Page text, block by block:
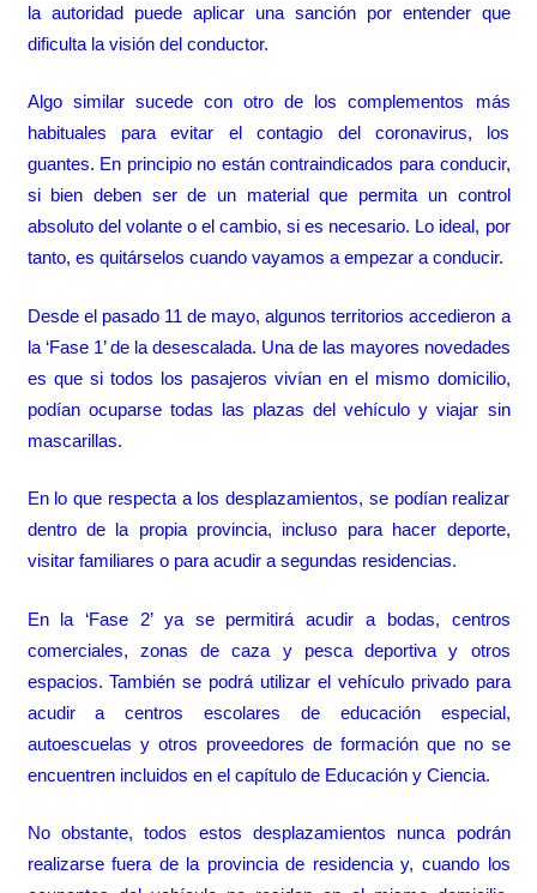
la autoridad puede aplicar una sanción por entender que
dificulta la visión del conductor.
Algo similar sucede con otro de los complementos más
habituales para evitar el contagio del coronavirus, los
guantes. En principio no están contraindicados para conducir,
si bien deben ser de un material que permita un control
absoluto del volante o el cambio, si es necesario. Lo ideal, por
tanto, es quitárselos cuando vayamos a empezar a conducir.
Desde el pasado 11 de mayo, algunos territorios accedieron a
la ‘Fase 1’ de la desescalada. Una de las mayores novedades
es que si todos los pasajeros vivían en el mismo domicilio,
podían ocuparse todas las plazas del vehículo y viajar sin
mascarillas.
En lo que respecta a los desplazamientos, se podían realizar
dentro de la propia provincia, incluso para hacer deporte,
visitar familiares o para acudir a segundas residencias.
En la ‘Fase 2’ ya se permitirá acudir a bodas, centros
comerciales, zonas de caza y pesca deportiva y otros
espacios. También se podrá utilizar el vehículo privado para
acudir a centros escolares de educación especial,
autoescuelas y otros proveedores de formación que no se
encuentren incluidos en el capítulo de Educación y Ciencia.
No obstante, todos estos desplazamientos nunca podrán
realizarse fuera de la provincia de residencia y, cuando los